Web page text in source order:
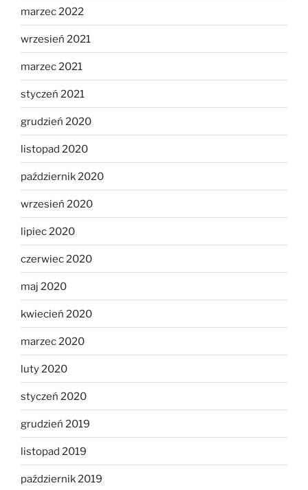
marzec 2022
wrzesień 2021
marzec 2021
styczeń 2021
grudzień 2020
listopad 2020
październik 2020
wrzesień 2020
lipiec 2020
czerwiec 2020
maj 2020
kwiecień 2020
marzec 2020
luty 2020
styczeń 2020
grudzień 2019
listopad 2019
październik 2019